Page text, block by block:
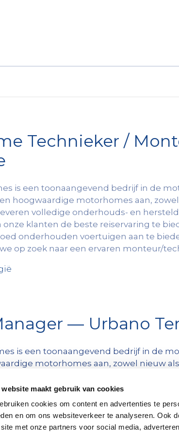
website maakt gebruik van cookies
cookies om content en advertenties te
en om ons websiteverkeer te analyseren. Ook
met onze partners voor social media,
Technieker /
is een toonaangevend bedrijf in de
hoogwaardige motorhomes aan,
volledige onderhouds- en
onze klanten de beste reiservaring te
onderhouden voertuigen aan te
op zoek naar een ervaren monteur/
— Urbano
is een toonaangevend bedrijf in de
motorhomes aan, zowel nieuw
reiservaring te bieden door hen
aan te bieden.